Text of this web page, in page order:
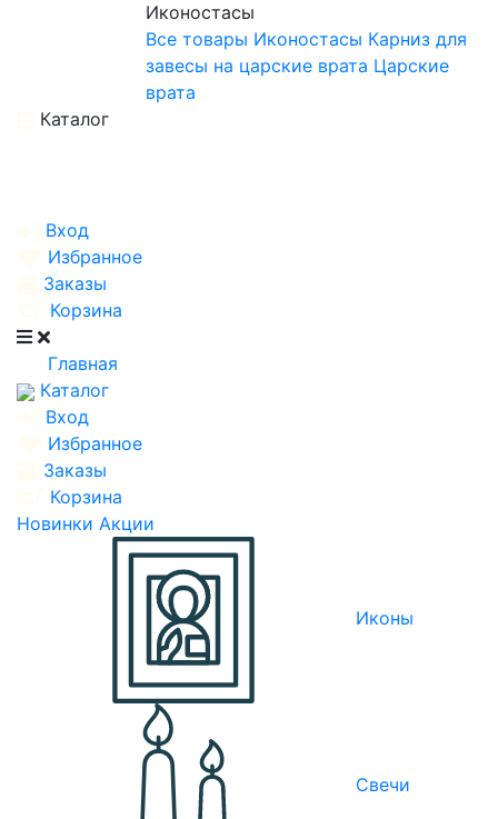
Иконостасы
Все товары Иконостасы Карниз для
завесы на царские врата Царские
врата
Каталог
Вход
Избранное
Заказы
Корзина
Главная
Каталог
Вход
Избранное
Заказы
Корзина
Новинки Акции
Иконы
Свечи